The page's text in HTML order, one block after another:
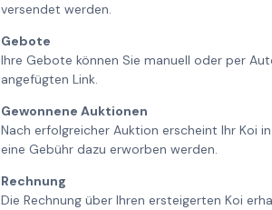
versendet werden.
Gebote
Ihre Gebote können Sie manuell oder per
angefügten Link.
Gewonnene Auktionen
Nach erfolgreicher Auktion erscheint Ihr Koi
eine Gebühr dazu erworben werden.
Rechnung
Die Rechnung über Ihren ersteigerten Koi